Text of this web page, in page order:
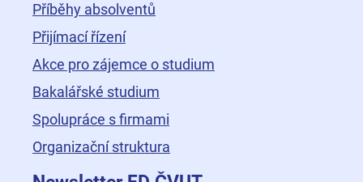
Příběhy absolventů
Přijímací řízení
Akce pro zájemce o studium
Bakalářské studium
Spolupráce s firmami
Organizační struktura